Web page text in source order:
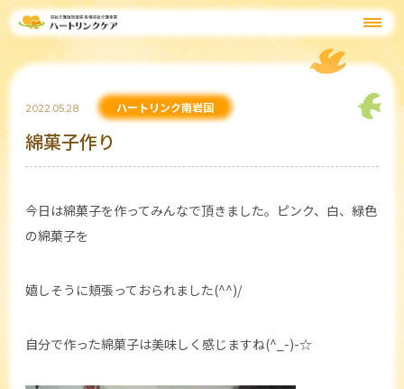
2022.05.28 ハートリンク南岩国
綿菓子作り
今日は綿菓子を作ってみんなで頂きました。ピンク、白、緑色
の綿菓子を
嬉しそうに頬張っておられました(^^)/
自分で作った綿菓子は美味しく感じますね(^_-)-☆